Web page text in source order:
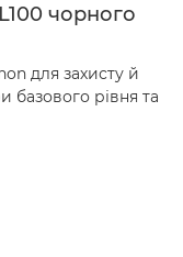
чорного
для захисту й
базового рівня та